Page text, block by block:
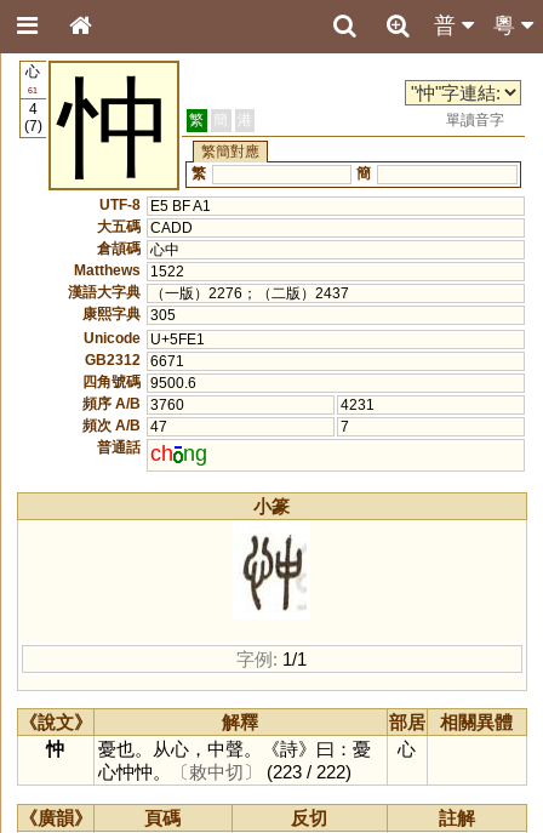
粵
普
心
61
4
(7)
忡 繁 簡 港
單讀音字
繁簡對應
繁
簡
UTF-8
E5 BF A1
大五碼 CADD
倉頡碼 心中
Matthews
1522
漢語大字典
（一版）2276；（二版）2437
康熙字典 305
Unicode
U+5FE1
GB2312
6671
四角號碼 9500.6
頻序 A/B
3760
4231
頻次 A/B
47
7
普通話 ch ng
小篆
字例: 1/1
《說文》 解釋 部居
相關異體
忡
憂也。从心，中聲。《詩》曰：憂
心忡忡。
〔敕中切〕 (223 / 222)
心
《廣韻》 頁碼 反切
註解